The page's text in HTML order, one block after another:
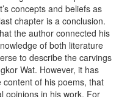
concepts and beliefs as
chapter is a conclusion.
the author connected his
of both literature
to describe the carvings
Wat. However, it has
of his poems, that
opinions in his work. For